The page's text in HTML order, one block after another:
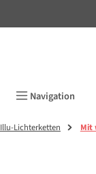
Navigation
Illu-Lichterketten Mit